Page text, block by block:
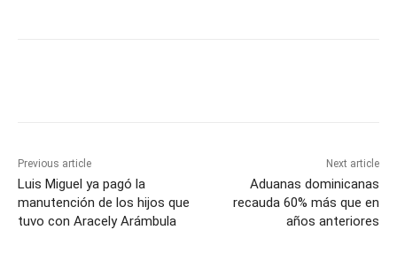
Previous article
Luis Miguel ya pagó la
manutención de los hijos que
tuvo con Aracely Arámbula
Next article
Aduanas dominicanas
recauda 60% más que en
años anteriores